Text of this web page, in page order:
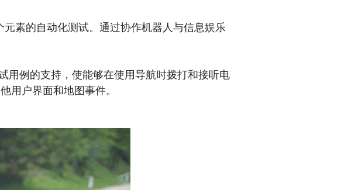
素的自动化测试。通过协作机器人与信息娱乐
用例的支持，使能够在使用导航时拨打和接听电
用户界面和地图事件。